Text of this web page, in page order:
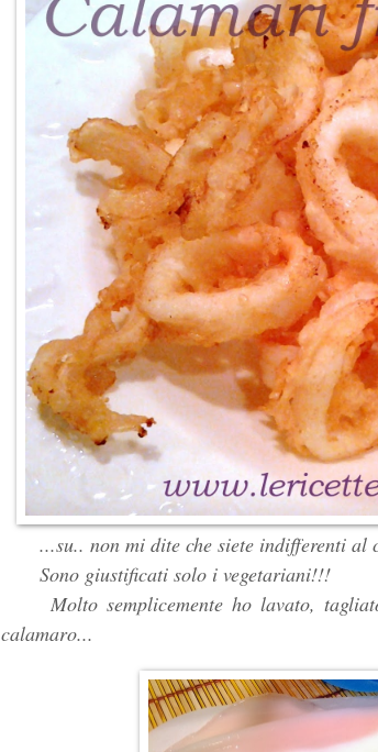
...su.. non mi dite che siete indifferenti al
Sono giustificati solo i vegetariani!!!
Molto semplicemente ho lavato,
calamaro...